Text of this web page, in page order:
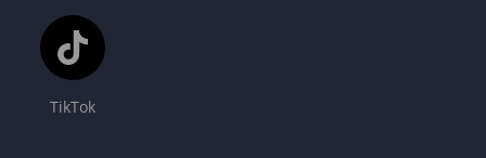
TikTok